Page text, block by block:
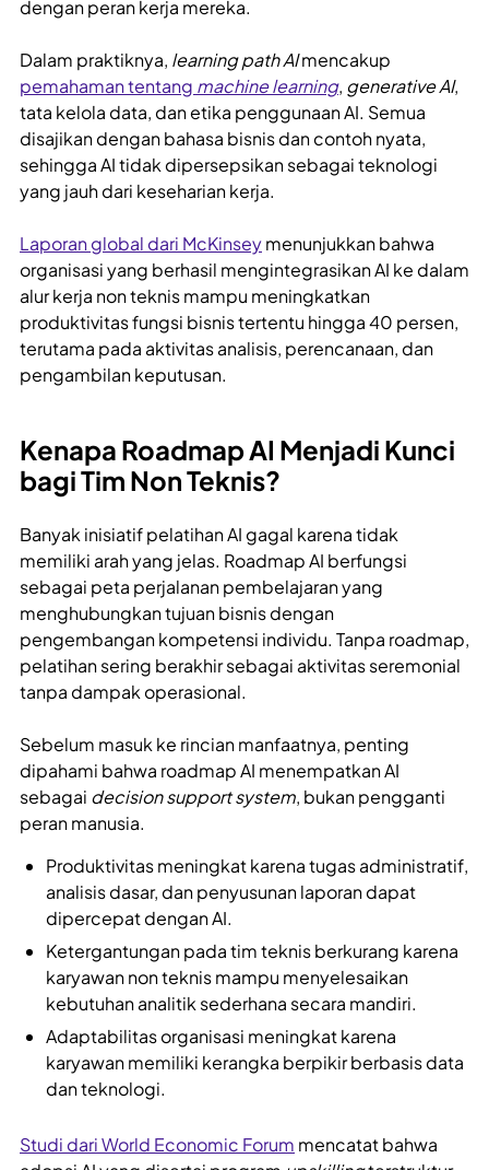
dengan peran kerja mereka.
Dalam praktiknya, learning path AImencakup
pemahaman tentang machine learning, generative AI,
tata kelola data, dan etika penggunaan AI. Semua
disajikan dengan bahasa bisnis dan contoh nyata,
sehingga AI tidak dipersepsikan sebagai teknologi
yang jauh dari keseharian kerja.
Laporan global dari McKinseymenunjukkan bahwa
organisasi yang berhasil mengintegrasikan AI ke dalam
alur kerja non teknis mampu meningkatkan
produktivitas fungsi bisnis tertentu hingga 40 persen,
terutama pada aktivitas analisis, perencanaan, dan
pengambilan keputusan.
Kenapa Roadmap AI Menjadi Kunci
bagi Tim Non Teknis?
Banyak inisiatif pelatihan AI gagal karena tidak
memiliki arah yang jelas. Roadmap AI berfungsi
sebagai peta perjalanan pembelajaran yang
menghubungkan tujuan bisnis dengan
pengembangan kompetensi individu. Tanpa roadmap,
pelatihan sering berakhir sebagai aktivitas seremonial
tanpa dampak operasional.
Sebelum masuk ke rincian manfaatnya, penting
dipahami bahwa roadmap AI menempatkan AI
sebagai decision support system, bukan pengganti
peran manusia.
Produktivitas meningkat karena tugas administratif,
analisis dasar, dan penyusunan laporan dapat
dipercepat dengan AI.
Ketergantungan pada tim teknis berkurang karena
karyawan non teknis mampu menyelesaikan
kebutuhan analitik sederhana secara mandiri.
Adaptabilitas organisasi meningkat karena
karyawan memiliki kerangka berpikir berbasis data
dan teknologi.
Studi dari World Economic Forum mencatat bahwa